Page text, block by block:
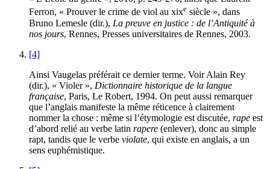
Ferron, « Prouver le crime de viol au xixe siècle », dans
Bruno Lemesle (dir.), La preuve en justice : de l’Antiquité à
nos jours, Rennes, Presses universitaires de Rennes, 2003.
[4]
Ainsi Vaugelas préférait ce dernier terme. Voir Alain Rey
(dir.), « Violer », Dictionnaire historique de la langue
française, Paris, Le Robert, 1994. On peut aussi remarquer
que l’anglais manifeste la même réticence à clairement
nommer la chose : même si l’étymologie est discutée, rape est
d’abord relié au verbe latin rapere (enlever), donc au simple
rapt, tandis que le verbe violate, qui existe en anglais, a un
sens euphémistique.